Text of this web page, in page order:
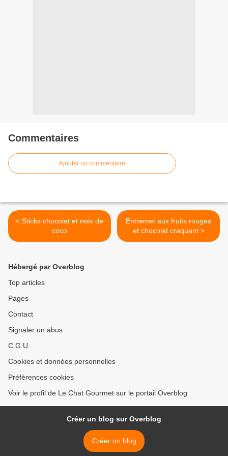
Commentaires
Ajouter un commentaire
< Sticks chocolat et noix de
coco
Entremet aux fruits rouges
et chocolat craquant >
Hébergé par Overblog
Top articles
Pages
Contact
Signaler un abus
C.G.U.
Cookies et données personnelles
Préférences cookies
Voir le profil de Le Chat Gourmet sur le portail Overblog
Créer un blog sur Overblog
Créer un blog